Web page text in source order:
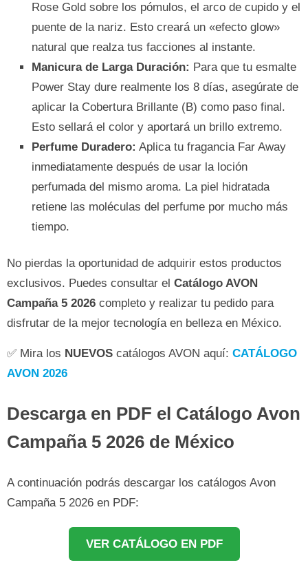
Rose Gold sobre los pómulos, el arco de cupido y el
puente de la nariz. Esto creará un «efecto glow»
natural que realza tus facciones al instante.
Manicura de Larga Duración: Para que tu esmalte
Power Stay dure realmente los 8 días, asegúrate de
aplicar la Cobertura Brillante (B) como paso final.
Esto sellará el color y aportará un brillo extremo.
Perfume Duradero: Aplica tu fragancia Far Away
inmediatamente después de usar la loción
perfumada del mismo aroma. La piel hidratada
retiene las moléculas del perfume por mucho más
tiempo.
No pierdas la oportunidad de adquirir estos productos
exclusivos. Puedes consultar el Catálogo AVON
Campaña 5 2026 completo y realizar tu pedido para
disfrutar de la mejor tecnología en belleza en México.
✅ Mira los NUEVOS catálogos AVON aquí: CATÁLOGO
AVON 2026
Descarga en PDF el Catálogo Avon
Campaña 5 2026 de México
A continuación podrás descargar los catálogos Avon
Campaña 5 2026 en PDF:
VER CATÁLOGO EN PDF